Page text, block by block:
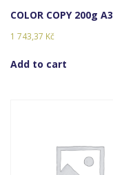
COLOR COPY 200g A3
1 743,37 Kč
Add to cart